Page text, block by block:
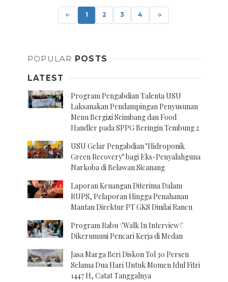
1 2 3 4
POPULAR POSTS
LATEST
Program Pengabdian Talenta USU
Laksanakan Pendampingan Penyusunan
Menu Bergizi Seimbang dan Food
Handler pada SPPG Beringin Tembung 2
USU Gelar Pengabdian "Hidroponik
Green Recovery" bagi Eks-Penyalahguna
Narkoba di Belawan Sicanang
Laporan Keuangan Diterima Dalam
RUPS, Pelaporan Hingga Penahanan
Mantan Direktur PT GKS Dinilai Rancu
Program Rabu \'Walk In Interview\'
Dikerumuni Pencari Kerja di Medan
Jasa Marga Beri Diskon Tol 30 Persen
Selama Dua Hari Untuk Momen Idul Fitri
1447 H, Catat Tanggalnya